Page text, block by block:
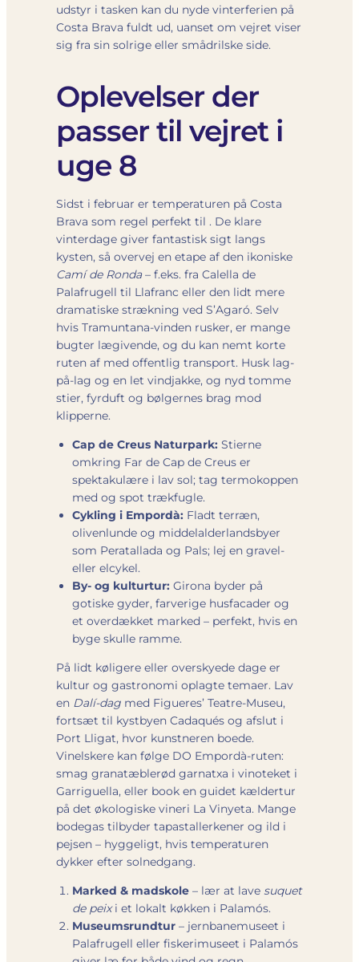
udstyr i tasken kan du nyde vinterferien på
Costa Brava fuldt ud, uanset om vejret viser
sig fra sin solrige eller smådrilske side.
Oplevelser der
passer til vejret i
uge 8
Sidst i februar er temperaturen på Costa
Brava som regel perfekt til . De klare
vinterdage giver fantastisk sigt langs
kysten, så overvej en etape af den ikoniske
Camí de Ronda– f.eks. fra Calella de
Palafrugell til Llafranc eller den lidt mere
dramatiske strækning ved S’Agaró. Selv
hvis Tramuntana-vinden rusker, er mange
bugter lægivende, og du kan nemt korte
ruten af med offentlig transport. Husk lag-
på-lag og en let vindjakke, og nyd tomme
stier, fyrduft og bølgernes brag mod
klipperne.
Cap de Creus Naturpark: Stierne
omkring Far de Cap de Creus er
spektakulære i lav sol; tag termokoppen
med og spot trækfugle.
Cykling i Empordà: Fladt terræn,
olivenlunde og middelalderlandsbyer
som Peratallada og Pals; lej en gravel-
eller elcykel.
By- og kulturtur: Girona byder på
gotiske gyder, farverige husfacader og
et overdækket marked – perfekt, hvis en
byge skulle ramme.
På lidt køligere eller overskyede dage er
kultur og gastronomi oplagte temaer. Lav
en Dalí-dag med Figueres’ Teatre-Museu,
fortsæt til kystbyen Cadaqués og afslut i
Port Lligat, hvor kunstneren boede.
Vinelskere kan følge DO Empordà-ruten:
smag granatæblerød garnatxa i vinoteket i
Garriguella, eller book en guidet kældertur
på det økologiske vineri La Vinyeta. Mange
bodegas tilbyder tapastallerkener og ild i
pejsen – hyggeligt, hvis temperaturen
dykker efter solnedgang.
Marked & madskole – lær at lave suquet
de peixi et lokalt køkken i Palamós.
Museumsrundtur – jernbanemuseet i
Palafrugell eller fiskerimuseet i Palamós